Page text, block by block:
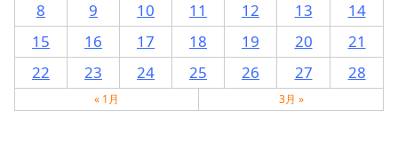
8
9 10 11 12 13
14
15
16 17 18 19 20
21
22
23 24 25 26 27 28
« 1月 3月 »